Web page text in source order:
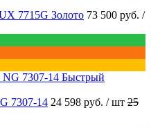
7715G Золото 73 500 руб. /
Быстрый
7307-14 24 598 руб. / шт 25